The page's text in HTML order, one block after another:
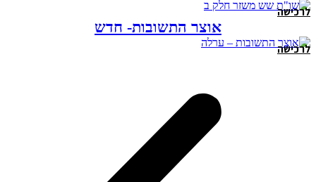
לרכישה
אוצר התשובות- חדש
לרכישה